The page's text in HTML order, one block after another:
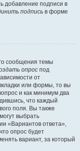
добавление подписи в
подпись в форме
сообщения темы
опрос под
от
или формы, то вы
и как минимум два
что каждый
поля. Вы также
выбрать
«Вариантов ответа»,
опрос будет
вариант, за который